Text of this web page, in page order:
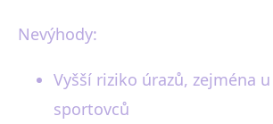
Nevýhody:
Vyšší riziko úrazů, zejména
sportovců